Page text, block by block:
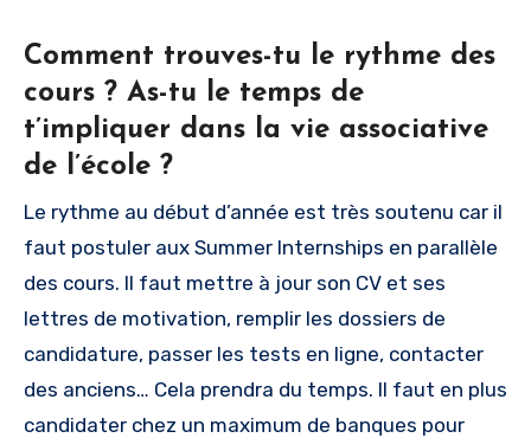
Comment trouves-tu le rythme des
cours ? As-tu le temps de
t’impliquer dans la vie associative
de l’école ?
Le rythme au début d’année est très soutenu car il
faut postuler aux Summer Internships en parallèle
des cours. Il faut mettre à jour son CV et ses
lettres de motivation, remplir les dossiers de
candidature, passer les tests en ligne, contacter
des anciens… Cela prendra du temps. Il faut en plus
candidater chez un maximum de banques pour